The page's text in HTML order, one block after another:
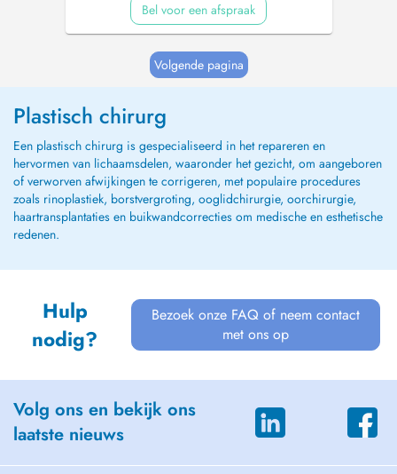
Bel voor een afspraak
Volgende pagina
Plastisch chirurg
Een plastisch chirurg is gespecialiseerd in het repareren en
hervormen van lichaamsdelen, waaronder het gezicht, om aangeboren
of verworven afwijkingen te corrigeren, met populaire procedures
zoals rinoplastiek, borstvergroting, ooglidchirurgie, oorchirurgie,
haartransplantaties en buikwandcorrecties om medische en esthetische
redenen.
Hulp
nodig?
Bezoek onze FAQ of neem contact
met ons op
Volg ons en bekijk ons
laatste nieuws